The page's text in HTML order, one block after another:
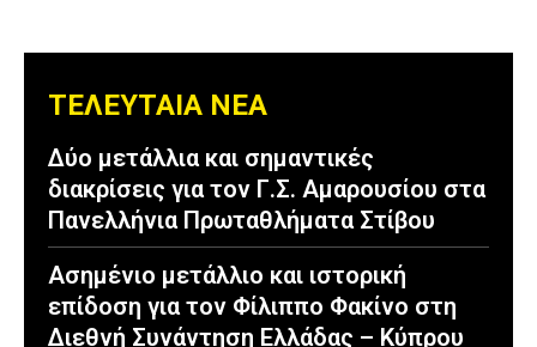
ΤΕΛΕΥΤΑΙΑ ΝΕΑ
Δύο μετάλλια και σημαντικές
διακρίσεις για τον Γ.Σ. Αμαρουσίου στα
Πανελλήνια Πρωταθλήματα Στίβου
Ασημένιο μετάλλιο και ιστορική
επίδοση για τον Φίλιππο Φακίνο στη
Διεθνή Συνάντηση Ελλάδας – Κύπρου